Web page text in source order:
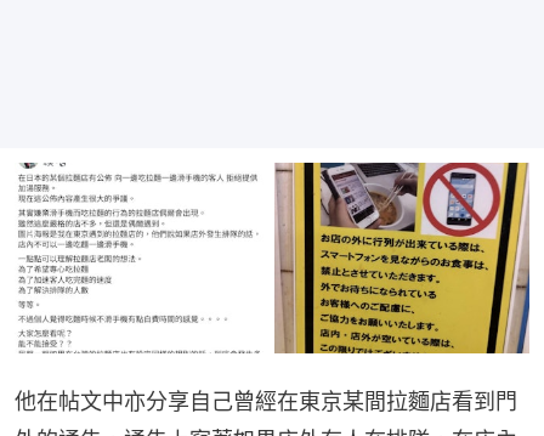
他在帖文中亦分享自己曾經在東京某間拉麵店看到門